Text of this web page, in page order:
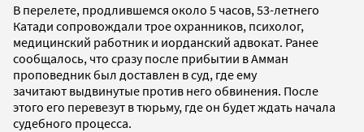
В перелете, продлившемся около 5 часов, 53-летнего
Катади сопровождали трое охранников, психолог,
медицинский работник и иорданский адвокат. Ранее
сообщалось, что сразу после прибытии в Амман
проповедник был доставлен в суд, где ему
зачитают выдвинутые против него обвинения. После
этого его перевезут в тюрьму, где он будет ждать начала
судебного процесса.